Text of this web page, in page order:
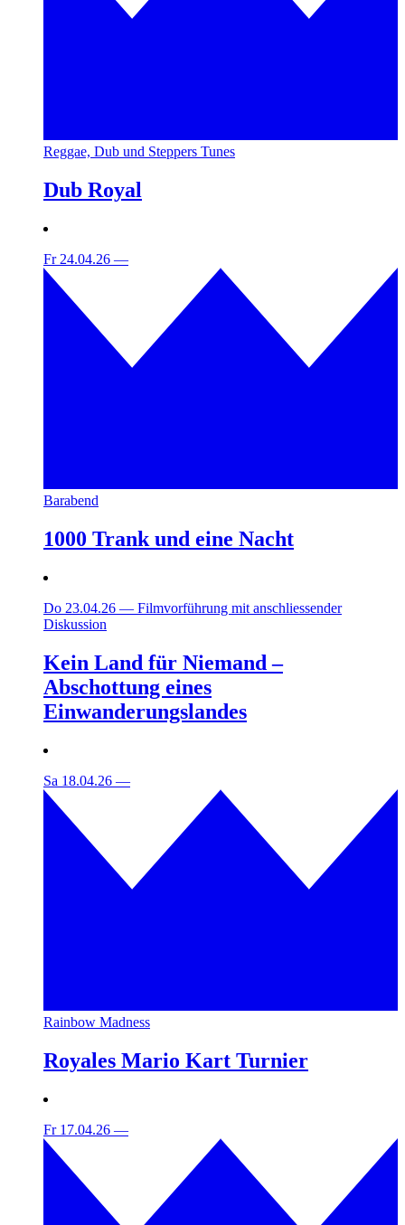
Reggae, Dub und Steppers Tunes
Dub Royal
Fr 24.04.26 —
Barabend
1000 Trank und eine Nacht
Do 23.04.26 — Filmvorführung mit anschliessender
Diskussion
Kein Land für Niemand –
Abschottung eines
Einwanderungslandes
Sa 18.04.26 —
Rainbow Madness
Royales Mario Kart Turnier
Fr 17.04.26 —